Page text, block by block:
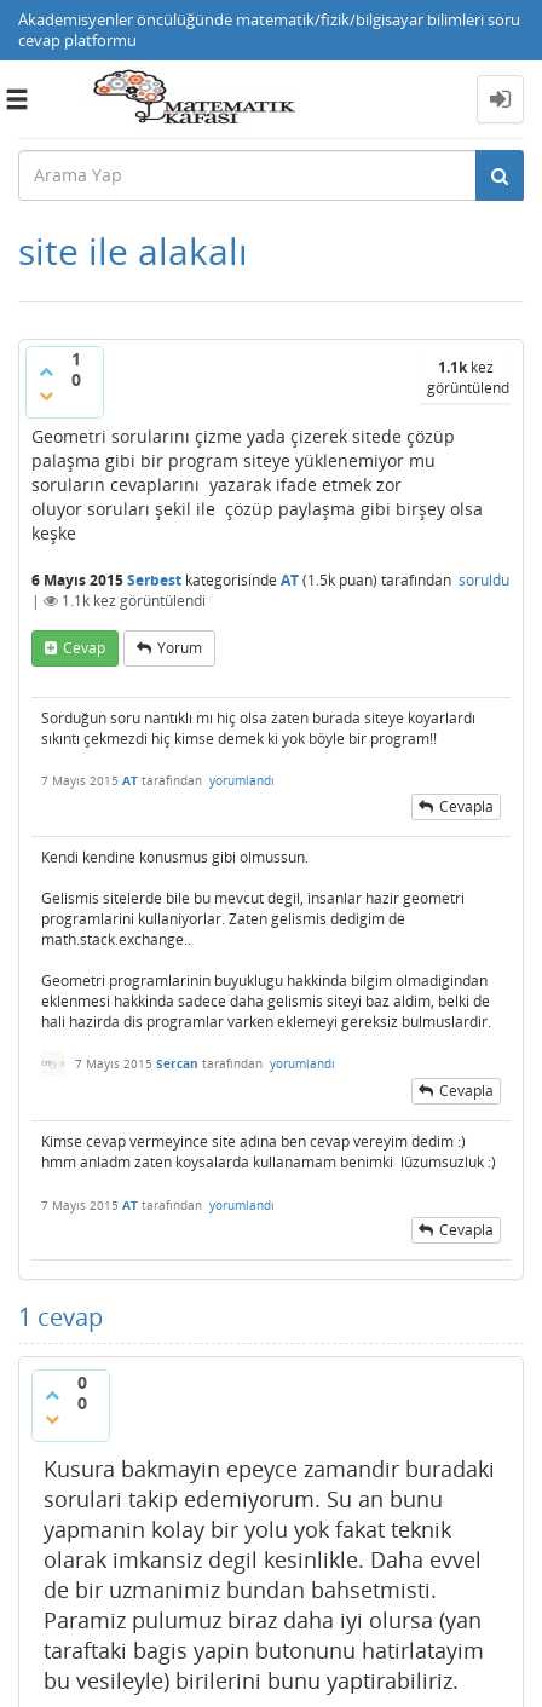
Akademisyenler öncülüğünde matematik/fizik/bilgisayar bilimleri soru
cevap platformu
Toggle
site ile alakalı
1
0
1.1kkez
görüntülendi
Geometri sorularını çizme yada çizerek sitede çözüp
palaşma gibi bir program siteye yüklenemiyor mu
soruların cevaplarını yazarak ifade etmek zor
oluyor soruları şekil ile çözüp paylaşma gibi birşey olsa
keşke
6 Mayıs 2015Serbest kategorisinde AT(1.5k puan) tarafından soruldu
|
1.1k kez görüntülendi
Cevap Yorum
Sorduğun soru nantıklı mı hiç olsa zaten burada siteye koyarlardı
sıkıntı çekmezdi hiç kimse demek ki yok böyle bir program!!
7 Mayıs 2015 AT tarafından yorumlandı
Cevapla
Kendi kendine konusmus gibi olmussun.
Gelismis sitelerde bile bu mevcut degil, insanlar hazir geometri
programlarini kullaniyorlar. Zaten gelismis dedigim de
math.stack.exchange..
Geometri programlarinin buyuklugu hakkinda bilgim olmadigindan
eklenmesi hakkinda sadece daha gelismis siteyi baz aldim, belki de
hali hazirda dis programlar varken eklemeyi gereksiz bulmuslardir.
7 Mayıs 2015 Sercan tarafından yorumlandı
Cevapla
Kimse cevap vermeyince site adına ben cevap vereyim dedim :)
hmm anladm zaten koysalarda kullanamam benimki lüzumsuzluk :)
7 Mayıs 2015 AT tarafından yorumlandı
Cevapla
1 cevap
0
0
Kusura bakmayin epeyce zamandir buradaki
sorulari takip edemiyorum. Su an bunu
yapmanin kolay bir yolu yok fakat teknik
olarak imkansiz degil kesinlikle. Daha evvel
de bir uzmanimiz bundan bahsetmisti.
Paramiz pulumuz biraz daha iyi olursa (yan
taraftaki bagis yapin butonunu hatirlatayim
bu vesileyle) birilerini bunu yaptirabiliriz.